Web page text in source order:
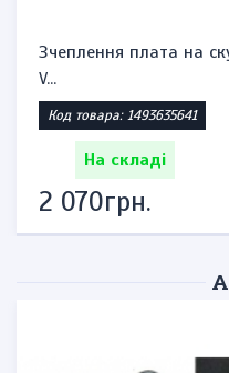
Зчеплення плата на
V...
Код товара: 1493635641
На складі
2 070грн.